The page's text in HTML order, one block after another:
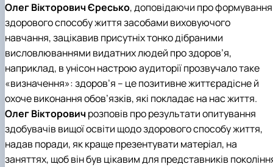
Олег Вікторович Єресько, доповідаючи про формування
здорового способу життя засобами виховуючого
навчання, зацікавив присутніх тонко дібраними
висловлюваннями видатних людей про здоров’я,
наприклад, в унісон настрою аудиторії прозвучало таке
«визначення»: здоров’я – це позитивне життєрадісне й
охоче виконання обов’язків, які покладає на нас життя.
Олег Вікторовичрозповів про результати опитування
здобувачів вищої освіти щодо здорового способу життя,
надав поради, як краще презентувати матеріал, на
заняттях, щоб він був цікавим для представників